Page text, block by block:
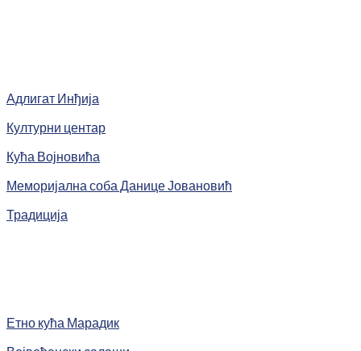
Адлигат Инђија
Културни центар
Кућа Војновића
Меморијална соба Данице Јовановић
Традиција
Етно кућа Марадик